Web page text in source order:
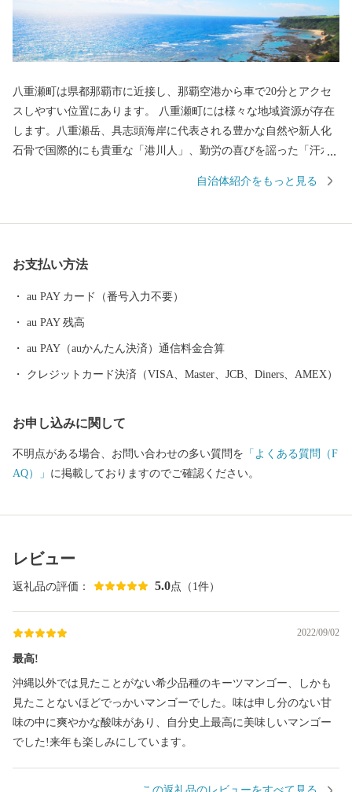
八重瀬町は県都那覇市に近接し、那覇空港から車で20分とアクセ
スしやすい位置にあります。 八重瀬町には様々な地域資源が存在
します。八重瀬岳、具志頭海岸に代表される豊かな自然や新人化
石骨で国際的にも貴重な「港川人」、勤労の喜びを謡った「汗水
どの行事が伝統として受け継がれており、それらはまちの誇りに
かな作物が数多く生産されており、養豚・酪農も盛んに行われて
おります。また、太平洋という豊かな漁場を有しており海の幸も
クル品の生産など商工業も活気づいています。
自治体紹介をもっと見る
お支払い方法
au PAY カード（番号入力不要）
au PAY 残高
au PAY（auかんたん決済）通信料金合算
クレジットカード決済（VISA、Master、JCB、Diners、AMEX）
お申し込みに関して
不明点がある場合、お問い合わせの多い質問を 「よくある質問（F
AQ）」 に掲載しておりますのでご確認ください。
レビュー
返礼品の評価： 5.0点（1件）
2022/09/02
最高!
沖縄以外では見たことがない希少品種のキーツマンゴー、しかも
見たことないほどでっかいマンゴーでした。味は申し分のない甘
味の中に爽やかな酸味があり、自分史上最高に美味しいマンゴー
でした!来年も楽しみにしています。